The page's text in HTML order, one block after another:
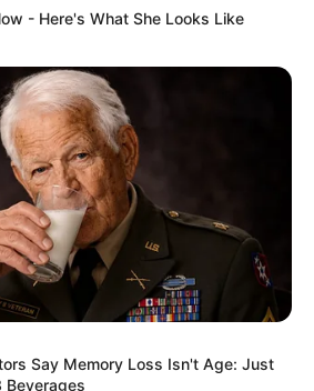
- Here's What She Looks Like
Say Memory Loss Isn't Age: Just
Beverages